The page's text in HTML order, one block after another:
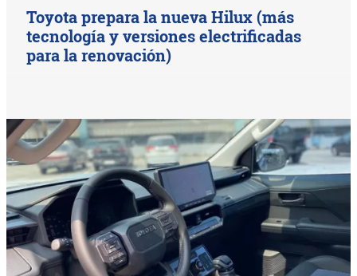
Toyota prepara la nueva Hilux (más
tecnología y versiones electrificadas
para la renovación)